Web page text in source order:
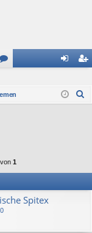
en m ist
von 1
Spitex